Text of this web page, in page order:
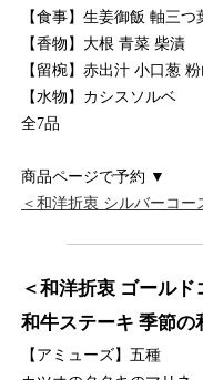
【食事】生姜御飯 軸三つ
【香物】大根 青菜 柴漬
【留椀】赤出汁 小口葱
【水物】カシスソルベ
全7品
商品ページで予約 ▼
＜和洋折衷 シルバーコ
＜和洋折衷 ゴール
和牛ステーキ 季節の
【アミューズ】五種